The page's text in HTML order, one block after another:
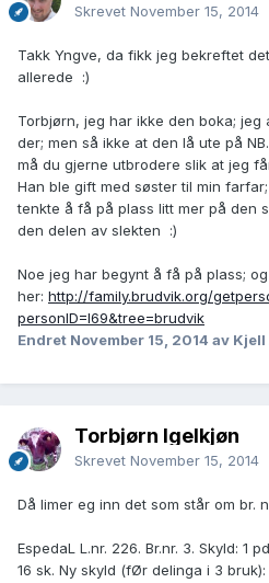
Skrevet November 15, 2014
Takk Yngve, da fikk jeg bekreftet
allerede :)
Torbjørn, jeg har ikke den boka;
der; men så ikke at den lå ute på
må du gjerne utbrodere slik at jeg
Han ble gift med søster til min
tenkte å få på plass litt mer på den
den delen av slekten :)
Noe jeg har begynt å få på plass;
her: http://family.brudvik.org/
personID=I69&tree=brudvik
Endret November 15, 2014 av
Torbjørn Igelkjøn
Skrevet November 15, 2014
Då limer eg inn det som står om br.
EspedaL L.nr. 226. Br.nr. 3. Skyld: 1
16 sk. Ny skyld (fØr delinga i 3 bruk):